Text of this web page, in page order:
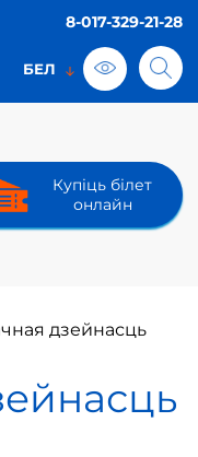
8-017-329-21-28
Купіць білет
онлайн
дзейнасць